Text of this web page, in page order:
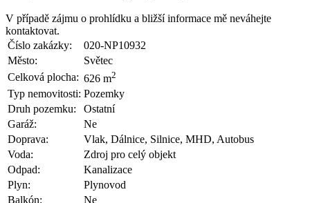
V případě zájmu o prohlídku a bližší informace mě neváhejte
kontaktovat.
Číslo zakázky:
020-NP10932
Město:
Světec
Celková plocha: 626 m2
Typ nemovitosti: Pozemky
Druh pozemku:
Ostatní
Garáž:
Ne
Doprava:
Vlak, Dálnice, Silnice, MHD, Autobus
Voda:
Zdroj pro celý objekt
Odpad:
Kanalizace
Plyn:
Plynovod
Balkón:
Ne